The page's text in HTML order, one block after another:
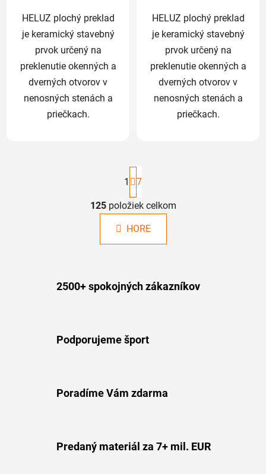
HELUZ plochý preklad
je keramický stavebný
prvok určený na
preklenutie okenných a
dverných otvorov v
nenosných stenách a
priečkach.
HELUZ plochý preklad
je keramický stavebný
prvok určený na
preklenutie okenných a
dverných otvorov v
nenosných stenách a
priečkach.
O
v
l
c
r
v
s
S
t
r
á
n
k
i
1 7
125položiek celkom
HORE
2500+ spokojných zákazníkov
Podporujeme šport
Poradíme Vám zdarma
Predaný materiál za 7+ mil. EUR